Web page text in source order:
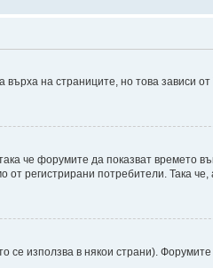
на страниците, но това зависи
че форумите да показват времето
регистрирани потребители. Така че,
използва в някои страни). Форумите